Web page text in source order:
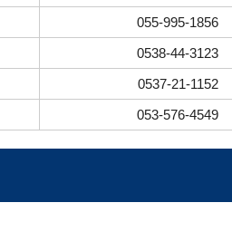
055-995-1856
0538-44-3123
0537-21-1152
053-576-4549